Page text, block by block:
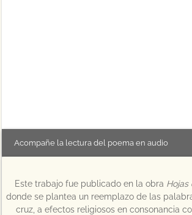
Acompañe la lectura del poema en audio
Este trabajo fue publicado en la obra Hojas
donde se plantea un reemplazo de las
cruz, a efectos religiosos en consonancia